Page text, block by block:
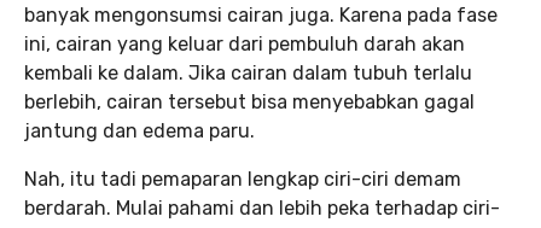
banyak mengonsumsi cairan juga. Karena pada fase
ini, cairan yang keluar dari pembuluh darah akan
kembali ke dalam. Jika cairan dalam tubuh terlalu
berlebih, cairan tersebut bisa menyebabkan gagal
jantung dan edema paru.
Nah, itu tadi pemaparan lengkap ciri-ciri demam
berdarah. Mulai pahami dan lebih peka terhadap ciri-